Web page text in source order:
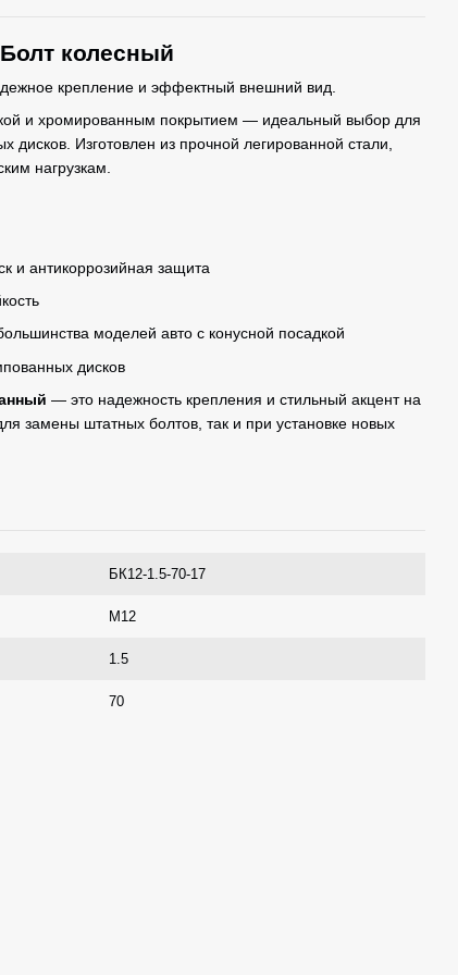
Болт колесный
крепление и эффектный внешний вид.
и хромированным покрытием — идеальный выбор для
дисков. Изготовлен из прочной легированной стали,
нагрузкам.
и антикоррозийная защита
моделей авто с конусной посадкой
дисков
— это надежность крепления и стильный акцент на
замены штатных болтов, так и при установке новых
БК12-1.5-70-17
M12
1.5
70